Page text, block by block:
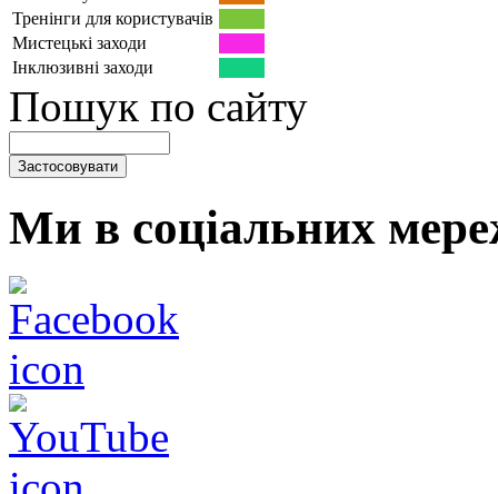
Тренінги для користувачів
Мистецькі заходи
Інклюзивні заходи
Пошук по сайту
Ми в соціальних